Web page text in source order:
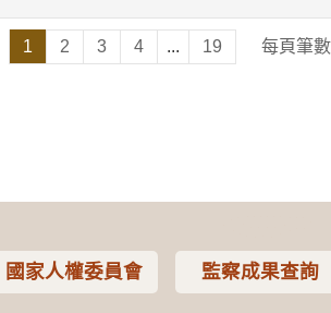
1 2 3 4 ... 19 每頁筆數
國家人權委員會 監察成果查詢